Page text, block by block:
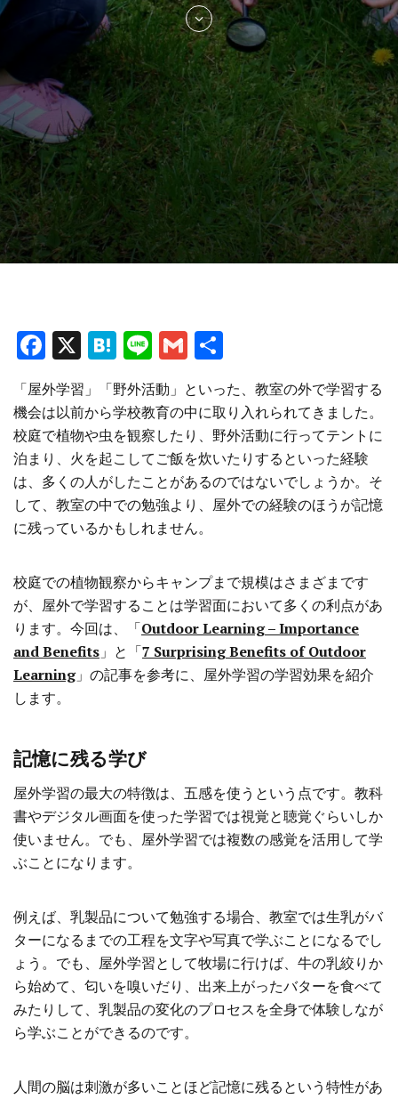
to
entry
content
F
a
ce
b
o
o
k
X H
at
e
n
a
Li
n
e
G
m
ai
l
有
「屋外学習」「野外活動」といった、教室の外で学習する
機会は以前から学校教育の中に取り入れられてきました。
校庭で植物や虫を観察したり、野外活動に行ってテントに
泊まり、火を起こしてご飯を炊いたりするといった経験
は、多くの人がしたことがあるのではないでしょうか。そ
して、教室の中での勉強より、屋外での経験のほうが記憶
に残っているかもしれません。
校庭での植物観察からキャンプまで規模はさまざまです
が、屋外で学習することは学習面において多くの利点があ
ります。今回は、「Outdoor Learning – Importance
and Benefits 」と「7 Surprising Benefits of Outdoor
Learning」の記事を参考に、屋外学習の学習効果を紹介
します。
記憶に残る学び
屋外学習の最大の特徴は、五感を使うという点です。教科
書やデジタル画面を使った学習では視覚と聴覚ぐらいしか
使いません。でも、屋外学習では複数の感覚を活用して学
ぶことになります。
例えば、乳製品について勉強する場合、教室では生乳がバ
ターになるまでの工程を文字や写真で学ぶことになるでし
ょう。でも、屋外学習として牧場に行けば、牛の乳絞りか
ら始めて、匂いを嗅いだり、出来上がったバターを食べて
みたりして、乳製品の変化のプロセスを全身で体験しなが
ら学ぶことができるのです。
人間の脳は刺激が多いことほど記憶に残るという特性があ